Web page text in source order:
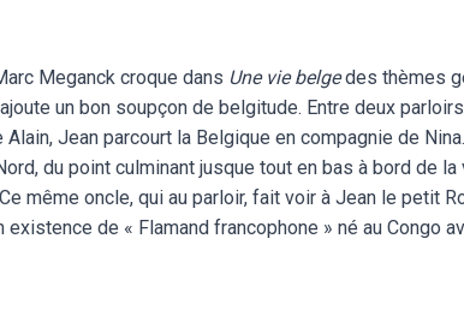
Meganck croque dans Une vie belgedes thèmes
un bon soupçon de belgitude. Entre deux
Jean parcourt la Belgique en compagnie de
du point culminant jusque tout en bas à bord de
même oncle, qui au parloir, fait voir à Jean le petit
de « Flamand francophone » né au Congo